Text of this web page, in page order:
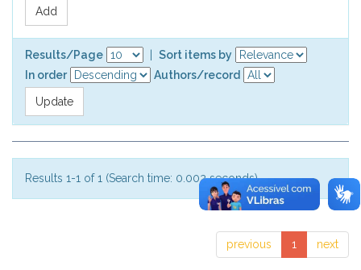
Results/Page
Sort items by
In order
Authors/record
Results 1-1 of 1 (Search time: 0.002 seconds).
previous 1 next